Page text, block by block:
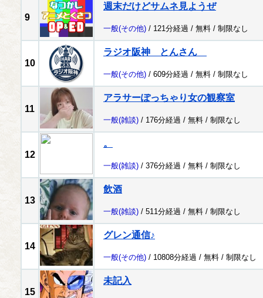
9
週末だけどサムネ見ようぜ
一般(その他) / 121分経過 / 無料 / 制限なし
10
ラジオ阪神 とんさん
一般(その他) / 609分経過 / 無料 / 制限なし
11
アラサーぽっちゃり女の観察室
一般(雑談) / 176分経過 / 無料 / 制限なし
12
。
一般(雑談) / 376分経過 / 無料 / 制限なし
13
飲酒
一般(雑談) / 511分経過 / 無料 / 制限なし
14
グレン通信♪
一般(その他) / 10808分経過 / 無料 / 制限なし
15
未記入